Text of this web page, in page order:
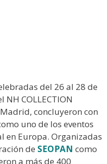
del 26 al 28 de
COLLECTION
Madrid, concluyeron con
uno de los eventos
en Europa. Organizadas
de SEOPAN como
a más de 400